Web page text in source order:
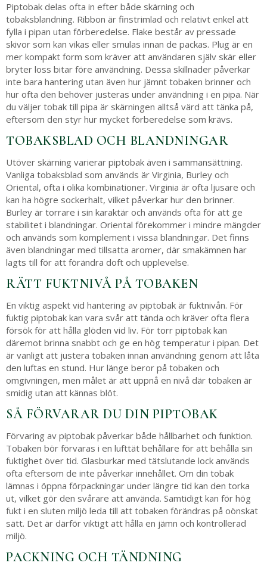
Piptobak delas ofta in efter både skärning och
tobaksblandning. Ribbon är finstrimlad och relativt enkel att
fylla i pipan utan förberedelse. Flake består av pressade
skivor som kan vikas eller smulas innan de packas. Plug är en
mer kompakt form som kräver att användaren själv skär eller
bryter loss bitar före användning. Dessa skillnader påverkar
inte bara hantering utan även hur jämnt tobaken brinner och
hur ofta den behöver justeras under användning i en pipa. När
du väljer tobak till pipa är skärningen alltså värd att tänka på,
eftersom den styr hur mycket förberedelse som krävs.
TOBAKSBLAD OCH BLANDNINGAR
Utöver skärning varierar piptobak även i sammansättning.
Vanliga tobaksblad som används är Virginia, Burley och
Oriental, ofta i olika kombinationer. Virginia är ofta ljusare och
kan ha högre sockerhalt, vilket påverkar hur den brinner.
Burley är torrare i sin karaktär och används ofta för att ge
stabilitet i blandningar. Oriental förekommer i mindre mängder
och används som komplement i vissa blandningar. Det finns
även blandningar med tillsatta aromer, där smakämnen har
lagts till för att förändra doft och upplevelse.
RÄTT FUKTNIVÅ PÅ TOBAKEN
En viktig aspekt vid hantering av piptobak är fuktnivån. För
fuktig piptobak kan vara svår att tända och kräver ofta flera
försök för att hålla glöden vid liv. För torr piptobak kan
däremot brinna snabbt och ge en hög temperatur i pipan. Det
är vanligt att justera tobaken innan användning genom att låta
den luftas en stund. Hur länge beror på tobaken och
omgivningen, men målet är att uppnå en nivå där tobaken är
smidig utan att kännas blöt.
SÅ FÖRVARAR DU DIN PIPTOBAK
Förvaring av piptobak påverkar både hållbarhet och funktion.
Tobaken bör förvaras i en lufttät behållare för att behålla sin
fuktighet över tid. Glasburkar med tätslutande lock används
ofta eftersom de inte påverkar innehållet. Om din tobak
lämnas i öppna förpackningar under längre tid kan den torka
ut, vilket gör den svårare att använda. Samtidigt kan för hög
fukt i en sluten miljö leda till att tobaken förändras på oönskat
sätt. Det är därför viktigt att hålla en jämn och kontrollerad
miljö.
PACKNING OCH TÄNDNING